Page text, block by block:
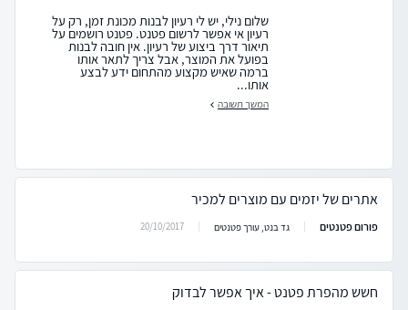
שלום נילי, יש לי רעיון לבנות מכונת זמן, רק על
רעיון אי אפשר לרשום פטנט. פטנט רושמים על
תיאור דרך ביצוע של רעיון. אין חובה לבנות
בפועל את המוצר, אבל צריך לתאר אותו
ברמה שאיש מקצוע מהתחום ידע לבצע
אותו...
המשך תשובה
אתרים של יזמים עם מוצרים למכיר
פורום פטנטים גד בנט, עורך פטנטים 20/10/2017
חשש מהפרת פטנט - איך אפשר לבדוק